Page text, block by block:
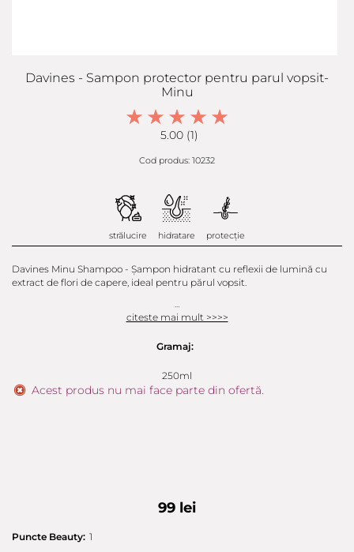
Davines - Sampon protector pentru parul vopsit-
Minu
5.00 (1)
Cod produs: 10232
strălucire hidratare protecție
Davines Minu Shampoo - Şampon hidratant cu reflexii de lumină cu
extract de flori de capere, ideal pentru părul vopsit.
...
citeste mai mult >>>>
Gramaj:
250ml
Acest produs nu mai face parte din ofertă.
99 lei
Puncte Beauty: 1